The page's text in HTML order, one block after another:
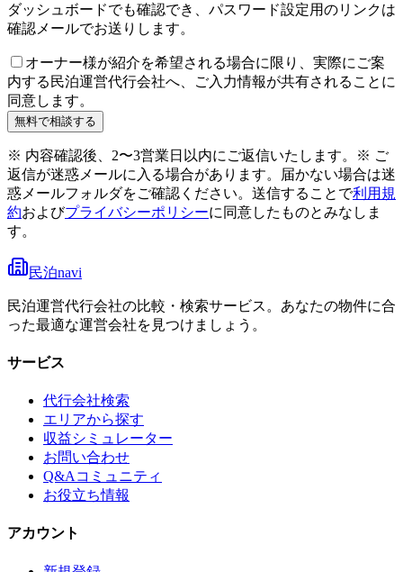
ダッシュボードでも確認でき、パスワード設定用のリンクは
確認メールでお送りします。
オーナー様が紹介を希望される場合に限り、実際にご案
内する民泊運営代行会社へ、ご入力情報が共有されることに
同意します。
無料で相談する
※ 内容確認後、2〜3営業日以内にご返信いたします。
※ ご
返信が迷惑メールに入る場合があります。届かない場合は迷
惑メールフォルダをご確認ください。 送信することで利用規
約およびプライバシーポリシーに同意したものとみなしま
す。
民泊navi
民泊運営代行会社の比較・検索サービス。あなたの物件に合
った最適な運営会社を見つけましょう。
サービス
代行会社検索
エリアから探す
収益シミュレーター
お問い合わせ
Q&Aコミュニティ
お役立ち情報
アカウント